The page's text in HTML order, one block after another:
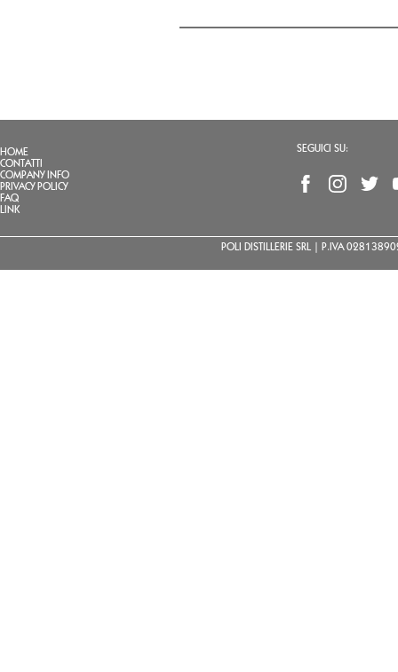
HOME
CONTATTI
COMPANY INFO
PRIVACY POLICY
FAQ
LINK
SEGUICI SU:
POLI DISTILLERIE SRL | P.IVA